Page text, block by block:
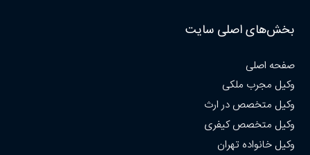
بخش‌های اصلی سایت
صفحه اصلی
وکیل مجرب ملکی
وکیل متخصص در ارث
وکیل متخصص کیفری
وکیل خانواده تهران